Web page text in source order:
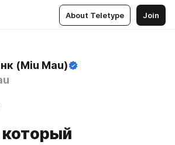
About Teletype Join
(Miu Mau)